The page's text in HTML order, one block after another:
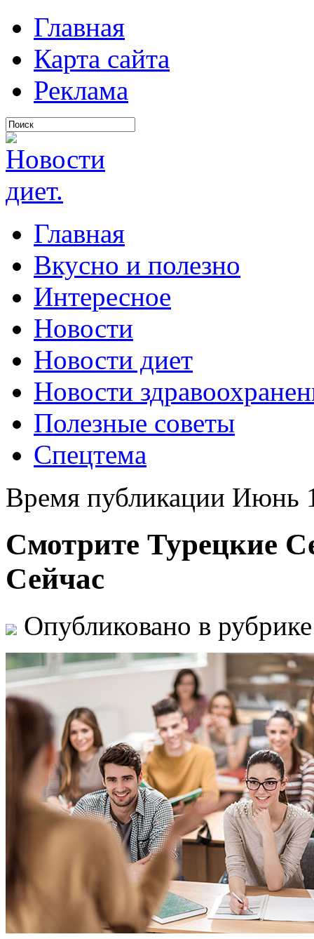
Главная
Карта сайта
Реклама
Главная
Вкусно и полезно
Интересное
Новости
Новости диет
Новости
Полезные советы
Спецтема
Время публикации Июнь
Смотрите Турецкие
Сейчас
Опубликовано в